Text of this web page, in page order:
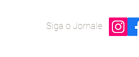
Siga o Jornale